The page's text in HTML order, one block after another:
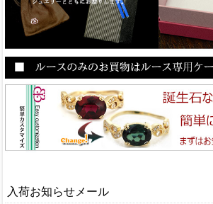
入荷お知らせメール